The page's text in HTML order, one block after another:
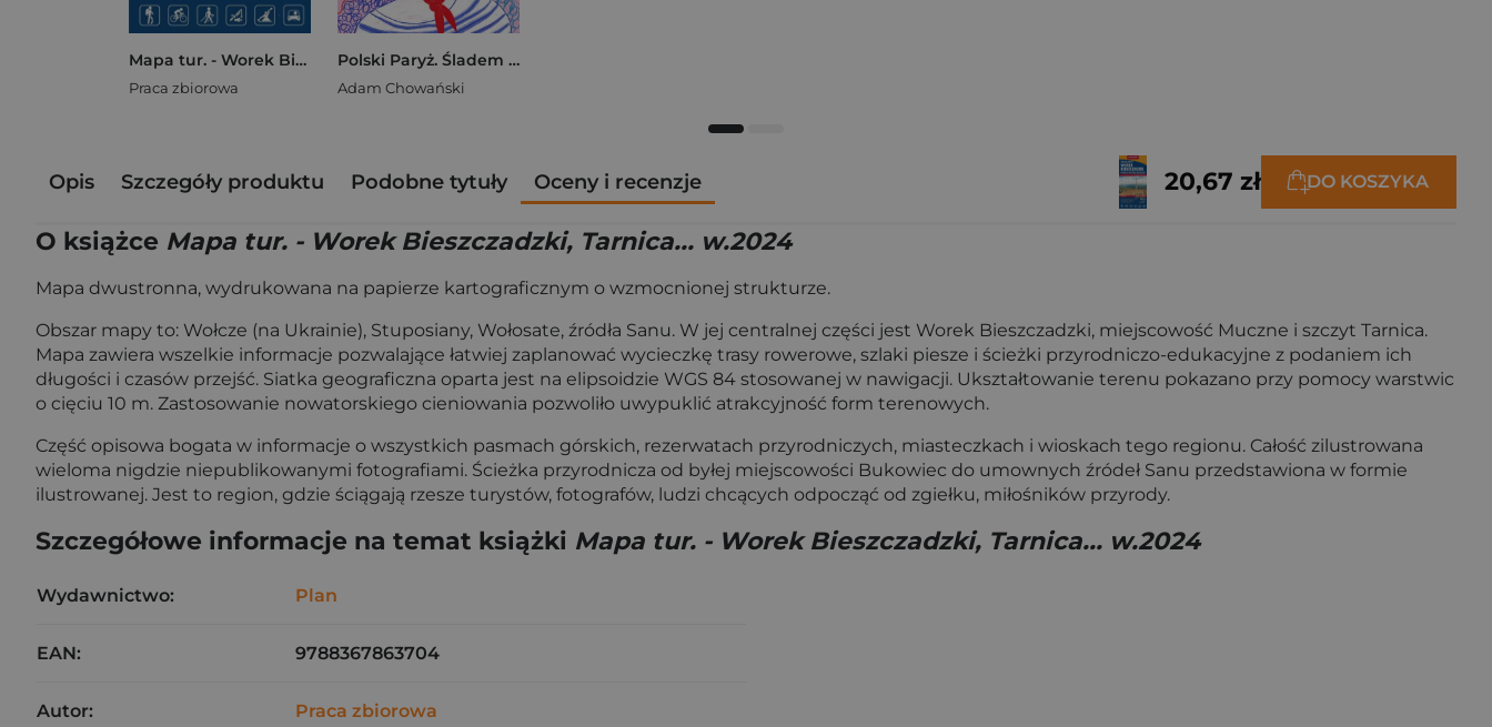
Mapa tur. - Worek Bieszczadzki, Tarnica... w.2024
Praca zbiorowa
Polski Paryż. Śladem malarek, pisarzy, kreatorów stylu
Adam Chowański
Opis Szczegóły produktu Podobne tytuły Oceny i recenzje 20,67 zł DO KOSZYKA
O książce Mapa tur. - Worek Bieszczadzki, Tarnica... w.2024
Mapa dwustronna, wydrukowana na papierze kartograficznym o wzmocnionej strukturze.
Obszar mapy to: Wołcze (na Ukrainie), Stuposiany, Wołosate, źródła Sanu. W jej centralnej części jest Worek Bieszczadzki, miejscowość Muczne i szczyt Tarnica.
Mapa zawiera wszelkie informacje pozwalające łatwiej zaplanować wycieczkę trasy rowerowe, szlaki piesze i ścieżki przyrodniczo-edukacyjne z podaniem ich
długości i czasów przejść. Siatka geograficzna oparta jest na elipsoidzie WGS 84 stosowanej w nawigacji. Ukształtowanie terenu pokazano przy pomocy warstwic
o cięciu 10 m. Zastosowanie nowatorskiego cieniowania pozwoliło uwypuklić atrakcyjność form terenowych.
Część opisowa bogata w informacje o wszystkich pasmach górskich, rezerwatach przyrodniczych, miasteczkach i wioskach tego regionu. Całość zilustrowana
wieloma nigdzie niepublikowanymi fotografiami. Ścieżka przyrodnicza od byłej miejscowości Bukowiec do umownych źródeł Sanu przedstawiona w formie
ilustrowanej. Jest to region, gdzie ściągają rzesze turystów, fotografów, ludzi chcących odpocząć od zgiełku, miłośników przyrody.
Szczegółowe informacje na temat książki Mapa tur. - Worek Bieszczadzki, Tarnica... w.2024
Wydawnictwo: Plan
EAN: 9788367863704
Autor: Praca zbiorowa